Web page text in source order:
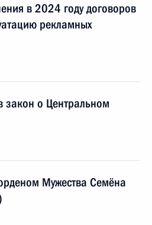
в 2024 году договоров
рекламных
закон о Центральном
Мужества Семёна